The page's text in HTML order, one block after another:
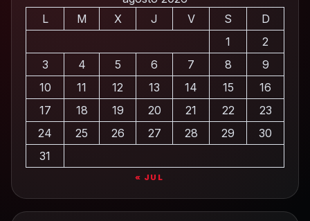
L
M X J V S
D
1
2
3
4 5 6 7 8
9
10
11 12 13 14 15
16
17
18 19 20 21 22
23
24
25 26 27 28 29
30
31
« JUL